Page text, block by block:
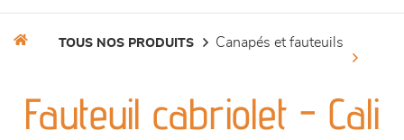
séjours
TOUS NOS PRODUITS canapés et fauteuils
Fauteuil cabriolet - Cali